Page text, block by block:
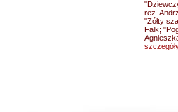
reż.
"Żółty
Falk;